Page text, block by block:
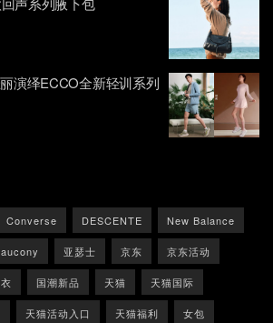
演绎ECCO全新轻训系列
Converse DESCENTE New Balance
亚瑟士 京东 京东活动
国潮新品 天猫 天猫国际
天猫活动入口 天猫福利 女包